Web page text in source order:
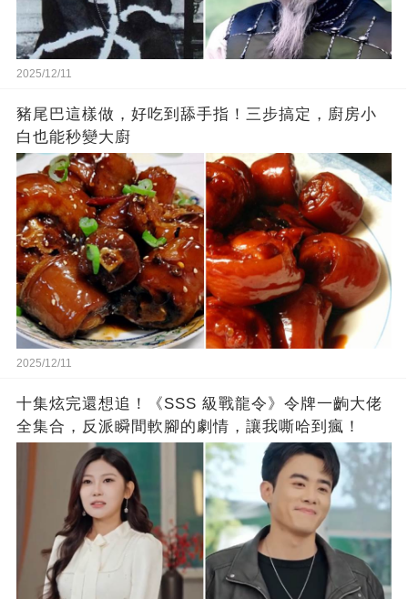
2025/12/11
豬尾巴這樣做，好吃到舔手指！三步搞定，廚房小
白也能秒變大廚
2025/12/11
十集炫完還想追！《SSS 級戰龍令》令牌一齣大佬
全集合，反派瞬間軟腳的劇情，讓我嘶哈到瘋！